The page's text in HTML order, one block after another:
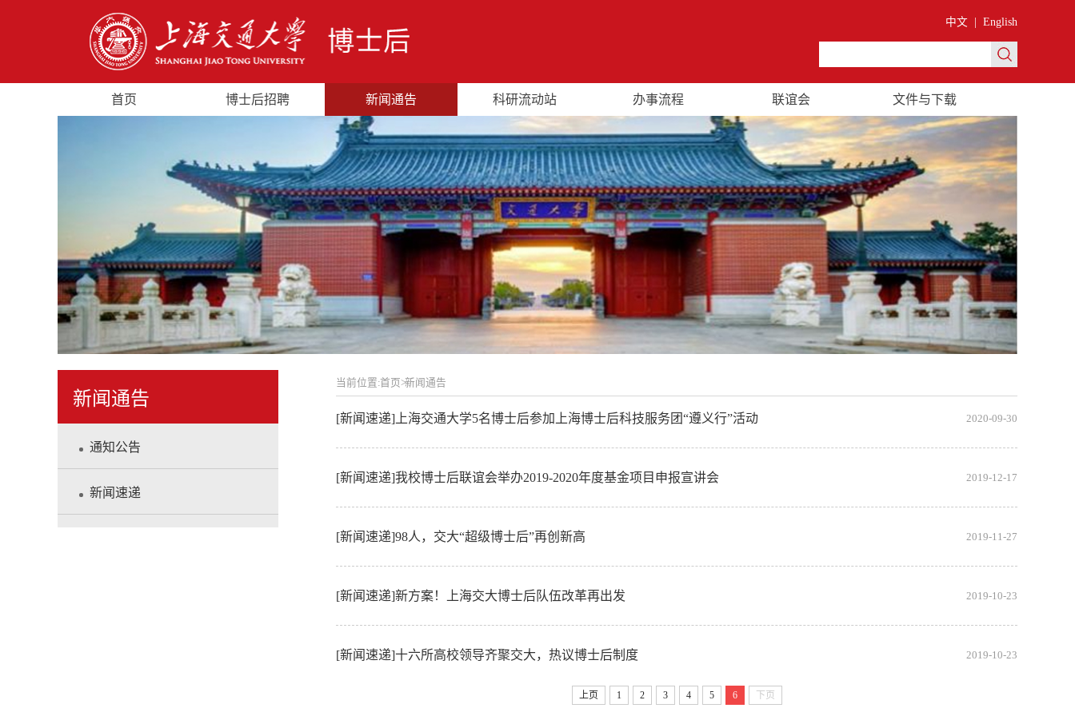
中文 English
首页 博士后招聘 新闻通告 科研流动站 办事流程 联谊会 文件与下载
新闻通告
通知公告
新闻速递
当前位置:首页>新闻通告
[新闻速递]上海交通大学5名博士后参加上海博士后科技服务团“遵义行”活动 2020-09-30
[新闻速递]我校博士后联谊会举办2019-2020年度基金项目申报宣讲会 2019-12-17
[新闻速递]98人，交大“超级博士后”再创新高 2019-11-27
[新闻速递]新方案！上海交大博士后队伍改革再出发 2019-10-23
[新闻速递]十六所高校领导齐聚交大，热议博士后制度 2019-10-23
上页 1 2 3 4 5 6 下页